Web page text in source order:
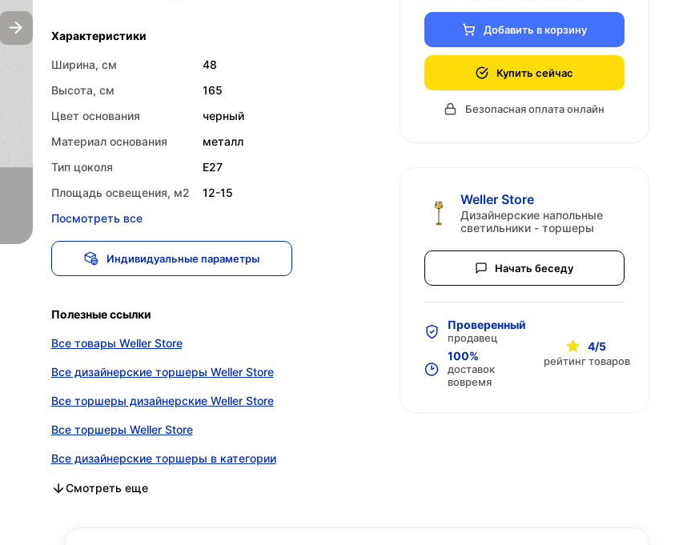
Характеристики
Ширина, см
48
Высота, см
165
Цвет основания
черный
Материал основания
металл
Тип цоколя
E27
Площадь освещения, м2
12-15
Посмотреть все
Индивидуальные параметры
Полезные ссылки
Все товары Weller Store
Все дизайнерские торшеры Weller Store
Все торшеры дизайнерские Weller Store
Все торшеры Weller Store
Все дизайнерские торшеры в категории
Все торшеры дизайнерские в категории
Все торшеры в категории
Смотреть еще
Добавить в корзину
Купить сейчас
Безопасная оплата онлайн
Weller Store
Дизайнерские напольные
светильники - торшеры
Начать беседу
Проверенный
продавец
100%
доставок
вовремя
4/5
рейтинг товаров